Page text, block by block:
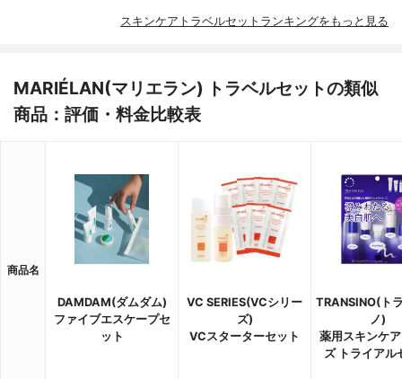
スキンケアトラベルセットランキングをもっと見る
MARIÉLAN(マリエラン) トラベルセットの類似
商品：評価・料金比較表
商品名
DAMDAM(ダムダム)
ファイブエスケープセ
ット
VC SERIES(VCシリー
ズ)
VCスターターセット
TRANSINO(ト
ノ)
薬用スキンケ
ズ トライアル